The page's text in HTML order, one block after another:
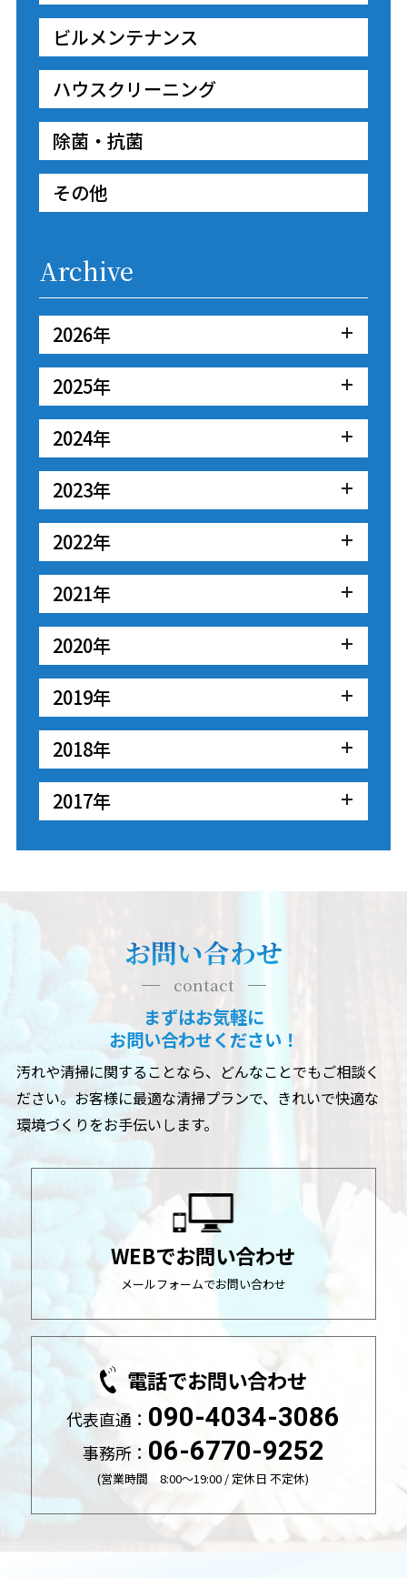
ビルメンテナンス
ハウスクリーニング
除菌・抗菌
その他
Archive
2026年
2025年
2024年
2023年
2022年
2021年
2020年
2019年
2018年
2017年
お問い合わせ
contact
まずはお気軽に
お問い合わせください！
汚れや清掃に関することなら、どんなことでもご相談く
ださい。 お客様に最適な清掃プランで、きれいで快適な
環境づくりをお手伝いします。
WEBでお問い合わせ
メールフォームでお問い合わせ
電話でお問い合わせ
代表直通： 090-4034-3086
事務所： 06-6770-9252
(営業時間 8:00～19:00 / 定休日 不定休)